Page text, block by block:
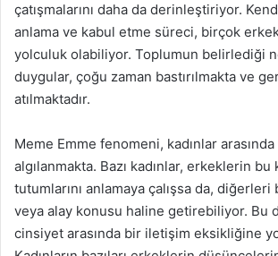
çatışmalarını daha da derinleştiriyor.
anlama ve kabul etme süreci, birçok
yolculuk olabiliyor. Toplumun belirlediği
duygular, çoğu zaman bastırılmakta ve
atılmaktadır.
Meme Emme fenomeni, kadınlar arasında
algılanmakta. Bazı kadınlar, erkeklerin bu
tutumlarını anlamaya çalışsa da,
veya alay konusu haline getirebiliyor. Bu
cinsiyet arasında bir iletişim eksikliğine